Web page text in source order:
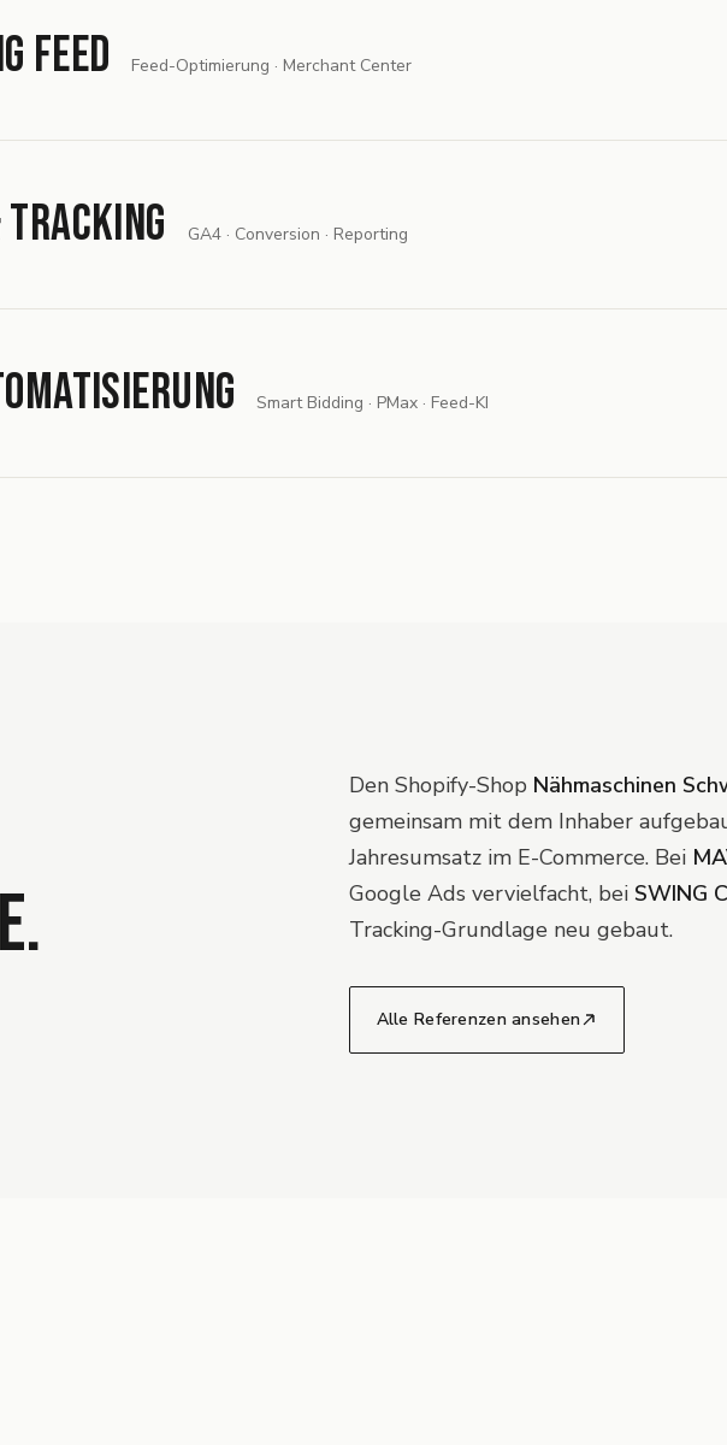
Feed Feed-Optimierung · Merchant Center
Tracking GA4 · Conversion · Reporting
Smart Bidding · PMax · Feed-KI
Den Shopify-Shop Nähmaschinen
gemeinsam mit dem Inhaber
Jahresumsatz im E-Commerce. Bei
Google Ads vervielfacht, bei SWING
Tracking-Grundlage neu gebaut.
Alle Referenzen ansehen